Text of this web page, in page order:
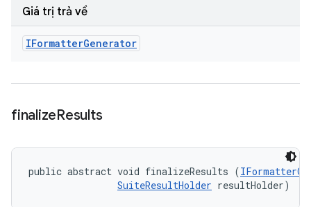
Giá trị trả về
IFormatterGenerator
finalizeResults
public abstract void finalizeResults (
SuiteResultHolder resultHolder)